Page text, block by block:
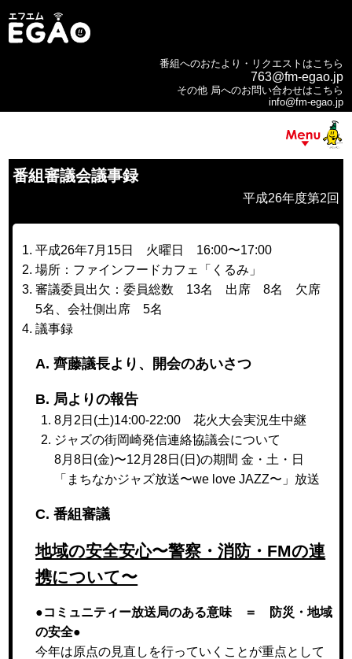
番組へのおたより・リクエストはこちら
763@fm-egao.jp
その他 局へのお問い合わせはこちら
info@fm-egao.jp
番組審議会議事録
平成26年度第2回
平成26年7月15日 火曜日 16:00〜17:00
場所：ファインフードカフェ「くるみ」
審議委員出欠：委員総数 13名 出席 8名 欠席
5名、会社側出席 5名
議事録
A. 齊藤議長より、開会のあいさつ
B. 局よりの報告
8月2日(土)14:00-22:00 花火大会実況生中継
ジャズの街岡崎発信連絡協議会について
8月8日(金)〜12月28日(日)の期間 金・土・日
「まちなかジャズ放送〜we love JAZZ〜」放送
C. 番組審議
地域の安全安心〜警察・消防・FMの連
携について〜
●コミュニティー放送局のある意味 ＝ 防災・地域
の安全●
今年は原点の見直しを行っていくことが重点として